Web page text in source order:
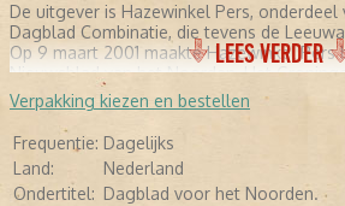
De uitgever is Hazewinkel Pers, onderdeel
Dagblad Combinatie, die tevens de
Op 9 maart 2001 maakte Hazewinkel Pers
Nieuwsblad van het Noorden, Het
Drentse Courant worden samengevoegd
1 april 2002 verschijnt de nieuwe krant
naam Dagblad van het Noorden
LEES VERDER
Verpakking kiezen en bestellen
Frequentie: Dagelijks
Land:
Nederland
Ondertitel: Dagblad voor het Noorden.